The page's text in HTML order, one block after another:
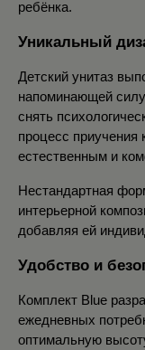
ребёнка.
Уникальный
Детский унитаз
напоминающей
снять
процесс приучения
естественным и
Нестандартная
интерьерной
добавляя ей
Удобство и
Комплект Blue
ежедневных
оптимальную